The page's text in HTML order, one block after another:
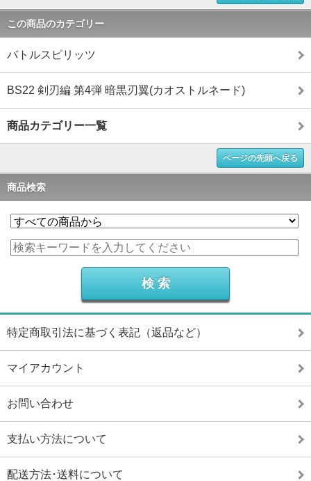
この商品のカテゴリー
バトルスピリッツ
BS22 剣刃編 第4弾 暗黒刃翼(カオストルネード)
商品カテゴリー一覧
ページの先頭へ戻る
商品検索
特定商取引法に基づく表記（返品など）
マイアカウント
お問い合わせ
支払い方法について
配送方法･送料について